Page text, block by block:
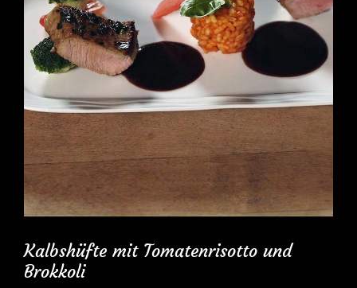
Kalbshüfte mit Tomatenrisotto und
Brokkoli